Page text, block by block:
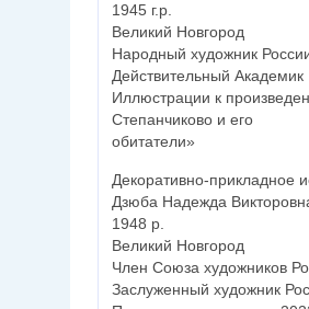
1945 г.р.
Великий Новгород
Народный художник
Действительный
Иллюстрации к
Степанчиково и его
обитатели»
Декоративно-прикладное
Дзюба Надежда
1948 р.
Великий Новгород
Член Союза художников
Заслуженный художник